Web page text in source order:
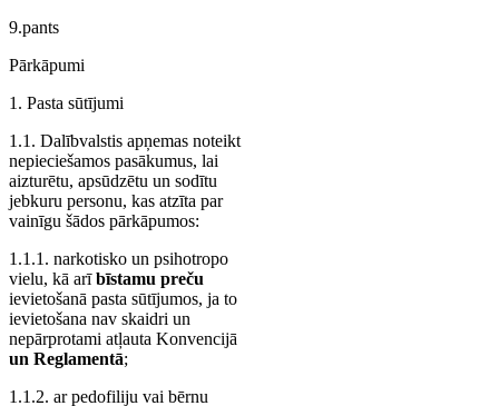
9.pants
Pārkāpumi
1. Pasta sūtījumi
1.1. Dalībvalstis apņemas noteikt
nepieciešamos pasākumus, lai
aizturētu, apsūdzētu un sodītu
jebkuru personu, kas atzīta par
vainīgu šādos pārkāpumos:
1.1.1. narkotisko un psihotropo
vielu, kā arībīstamu preču
ievietošanā pasta sūtījumos, ja to
ievietošana nav skaidri un
nepārprotami atļauta Konvencijā
un Reglamentā;
1.1.2. ar pedofiliju vai bērnu